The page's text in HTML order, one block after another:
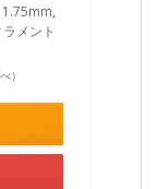
1.75mm,
メント
）